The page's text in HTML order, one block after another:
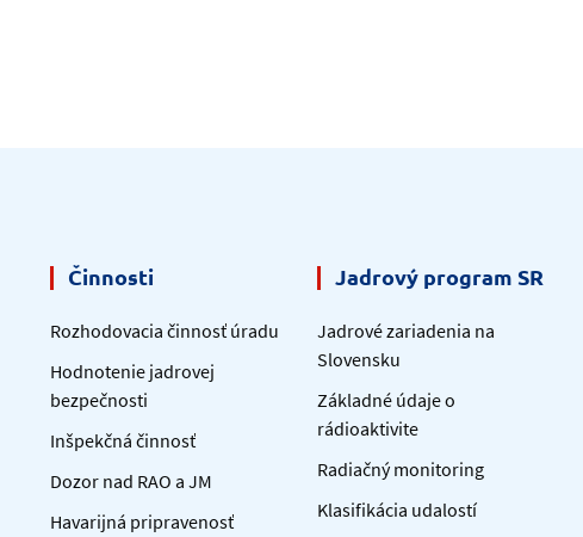
Činnosti
Rozhodovacia činnosť úradu
Hodnotenie jadrovej
bezpečnosti
Inšpekčná činnosť
Dozor nad RAO a JM
Havarijná pripravenosť
Jadrový program SR
Jadrové zariadenia na
Slovensku
Základné údaje o
rádioaktivite
Radiačný monitoring
Klasifikácia udalostí